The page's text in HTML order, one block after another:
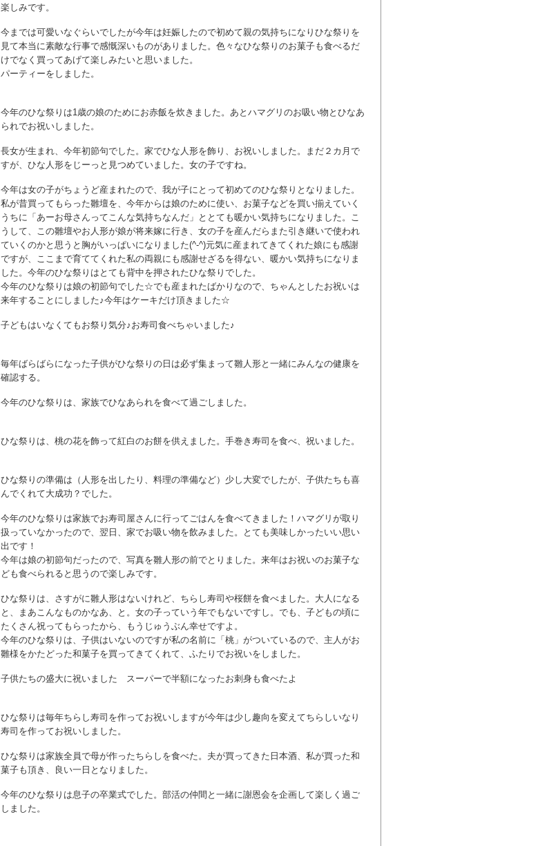
楽しみです。
今までは可愛いなぐらいでしたが今年は妊娠したので初めて親の気持ちになりひな祭りを
見て本当に素敵な行事で感慨深いものがありました。色々なひな祭りのお菓子も食べるだ
けでなく買ってあげて楽しみたいと思いました。
パーティーをしました。
今年のひな祭りは1歳の娘のためにお赤飯を炊きました。あとハマグリのお吸い物とひなあ
られでお祝いしました。
長女が生まれ、今年初節句でした。家でひな人形を飾り、お祝いしました。まだ２カ月で
すが、ひな人形をじーっと見つめていました。女の子ですね。
今年は女の子がちょうど産まれたので、我が子にとって初めてのひな祭りとなりました。
私が昔買ってもらった雛壇を、今年からは娘のために使い、お菓子などを買い揃えていく
うちに「あーお母さんってこんな気持ちなんだ」ととても暖かい気持ちになりました。こ
うして、この雛壇やお人形が娘が将来嫁に行き、女の子を産んだらまた引き継いで使われ
ていくのかと思うと胸がいっぱいになりました(^-^)元気に産まれてきてくれた娘にも感謝
ですが、ここまで育ててくれた私の両親にも感謝せざるを得ない、暖かい気持ちになりま
した。今年のひな祭りはとても背中を押されたひな祭りでした。
今年のひな祭りは娘の初節句でした☆でも産まれたばかりなので、ちゃんとしたお祝いは
来年することにしました♪今年はケーキだけ頂きました☆
子どもはいなくてもお祭り気分♪お寿司食べちゃいました♪
毎年ばらばらになった子供がひな祭りの日は必ず集まって雛人形と一緒にみんなの健康を
確認する。
今年のひな祭りは、家族でひなあられを食べて過ごしました。
ひな祭りは、桃の花を飾って紅白のお餅を供えました。手巻き寿司を食べ、祝いました。
ひな祭りの準備は（人形を出したり、料理の準備など）少し大変でしたが、子供たちも喜
んでくれて大成功？でした。
今年のひな祭りは家族でお寿司屋さんに行ってごはんを食べてきました！ハマグリが取り
扱っていなかったので、翌日、家でお吸い物を飲みました。とても美味しかったいい思い
出です！
今年は娘の初節句だったので、写真を雛人形の前でとりました。来年はお祝いのお菓子な
ども食べられると思うので楽しみです。
ひな祭りは、さすがに雛人形はないけれど、ちらし寿司や桜餅を食べました。大人になる
と、まあこんなものかなあ、と。女の子っていう年でもないですし。でも、子どもの頃に
たくさん祝ってもらったから、もうじゅうぶん幸せですよ。
今年のひな祭りは、子供はいないのですが私の名前に「桃」がついているので、主人がお
雛様をかたどった和菓子を買ってきてくれて、ふたりでお祝いをしました。
子供たちの盛大に祝いました スーパーで半額になったお刺身も食べたよ
ひな祭りは毎年ちらし寿司を作ってお祝いしますが今年は少し趣向を変えてちらしいなり
寿司を作ってお祝いしました。
ひな祭りは家族全員で母が作ったちらしを食べた。夫が買ってきた日本酒、私が買った和
菓子も頂き、良い一日となりました。
今年のひな祭りは息子の卒業式でした。部活の仲間と一緒に謝恩会を企画して楽しく過ご
しました。